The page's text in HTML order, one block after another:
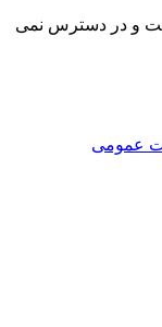
و در دسترس نمی
عمومی